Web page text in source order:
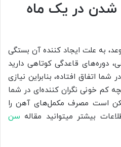
شدن در یک ماه
به علت ایجاد کننده آن بستگی
دوره‌های قاعدگی کوتاهی دارید
شما اتفاق افتاده، بنابراین نیازی
کم خونی نگران کننده‌ای در شما
است مصرف مکمل‌های آهن را
بیشتر میتوانید مقاله سن